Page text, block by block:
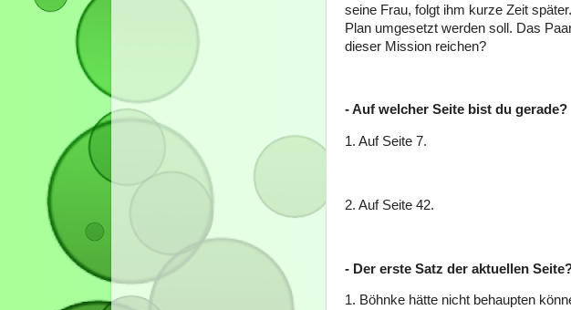
seine Frau, folgt ihm kurze Zeit
Plan umgesetzt werden soll. Das
dieser Mission reichen?
- Auf welcher Seite bist du gerade?
1. Auf Seite 7.
2. Auf Seite 42.
- Der erste Satz der aktuellen
1. Böhnke hätte nicht behaupten